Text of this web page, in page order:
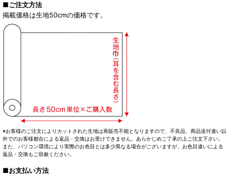
■ご注文方法
掲載価格は生地50cmの価格です。
※お客様のご注文によりカットされた生地は再販売不能となりますので、不良品、商品送付違い以
外でのお客様都合による返品・交換はお受けできません。あらかじめご了承の上ご注文下さい。
また、パソコン環境により実際のお色目とは多少異なる場合がございますが、お色目違いによる
返品・交換もご容赦ください。
■お支払い方法